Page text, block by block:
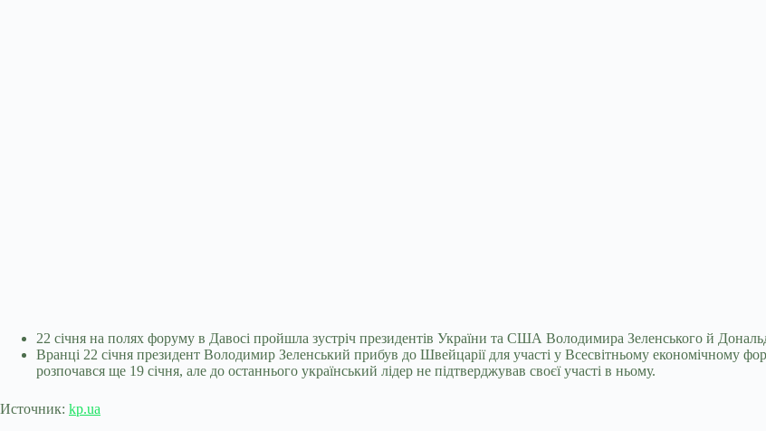
22 січня на полях форуму в Давосі пройшла зустріч президентів України та США Володимира Зеленського й
Вранці 22 січня президент Володимир Зеленський прибув до Швейцарії для участі у Всесвітньому економічному
розпочався ще 19 січня, але до останнього український лідер не підтверджував своєї участі в ньому.
Источник: kp.ua